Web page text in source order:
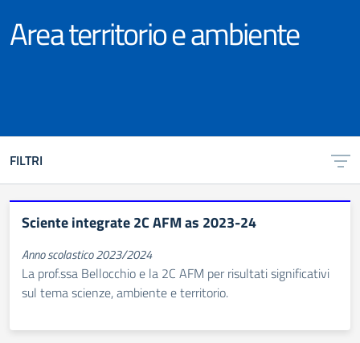
Area territorio e ambiente
FILTRI
Sciente integrate 2C AFM as 2023-24
Anno scolastico 2023/2024
La prof.ssa Bellocchio e la 2C AFM per risultati significativi
sul tema scienze, ambiente e territorio.